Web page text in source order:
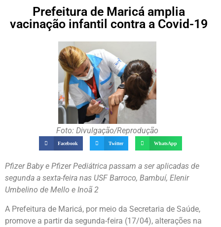
Prefeitura de Maricá amplia
vacinação infantil contra a Covid-19
Foto: Divulgação/Reprodução
Facebook Twitter WhatsApp
Pfizer Baby e Pfizer Pediátrica passam a ser aplicadas de
segunda a sexta-feira nas USF Barroco, Bambuí, Elenir
Umbelino de Mello e Inoã 2
A Prefeitura de Maricá, por meio da Secretaria de Saúde,
promove a partir da segunda-feira (17/04), alterações na